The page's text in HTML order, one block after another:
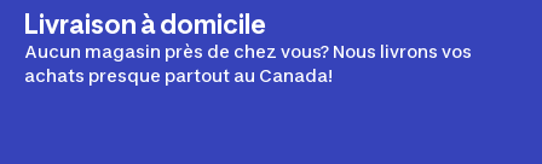
Livraison à domicile
Aucun magasin près de chez vous? Nous livrons vos
achats presque partout au Canada!